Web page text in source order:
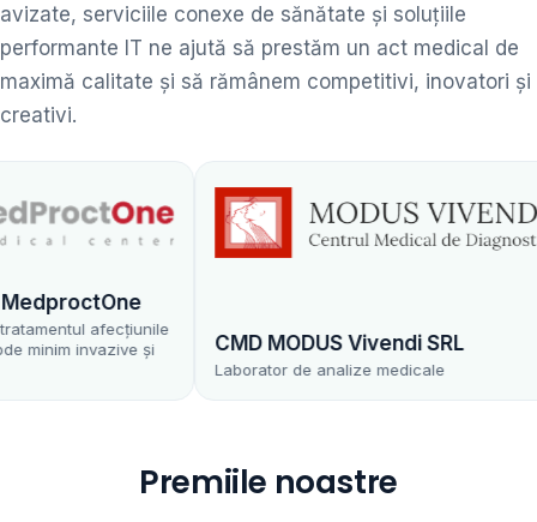
avizate, serviciile conexe de sănătate și soluțiile
performante IT ne ajută să prestăm un act medical de
maximă calitate și să rămânem competitivi, inovatori și
creativi.
afecțiunile
invazive și
CMD MODUS Vivendi SRL
Laborator de analize medicale
Premiile noastre